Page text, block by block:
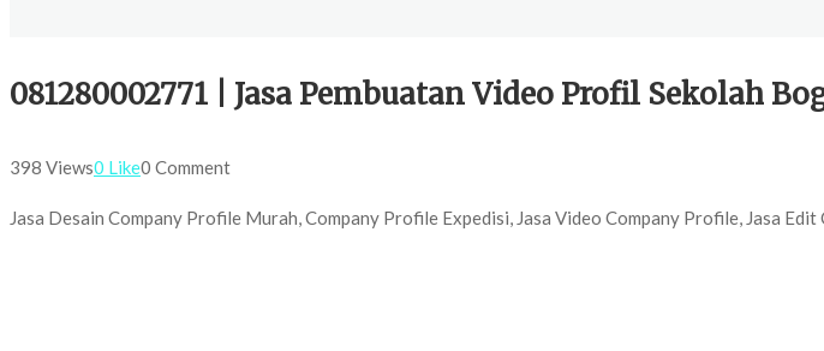
081280002771 | Jasa Pembuatan Video Profil Sekolah
398 Views0 Like0 Comment
Jasa Desain Company Profile Murah, Company Profile Expedisi, Jasa Video Company Profile, Jasa